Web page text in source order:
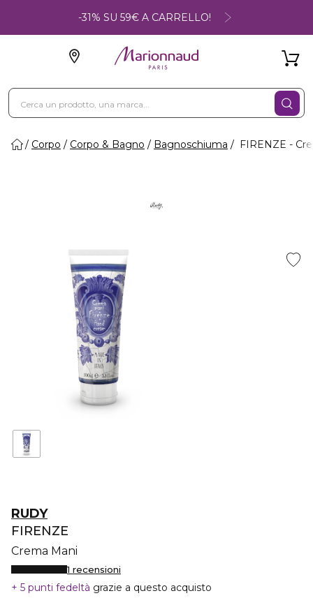
-31% SU 59€ A CARRELLO!
Corpo Corpo & Bagno Bagnoschiuma FIRENZE -
RUDY
FIRENZE
Crema Mani
1 recensioni
5 punti fedeltà grazie a questo acquisto